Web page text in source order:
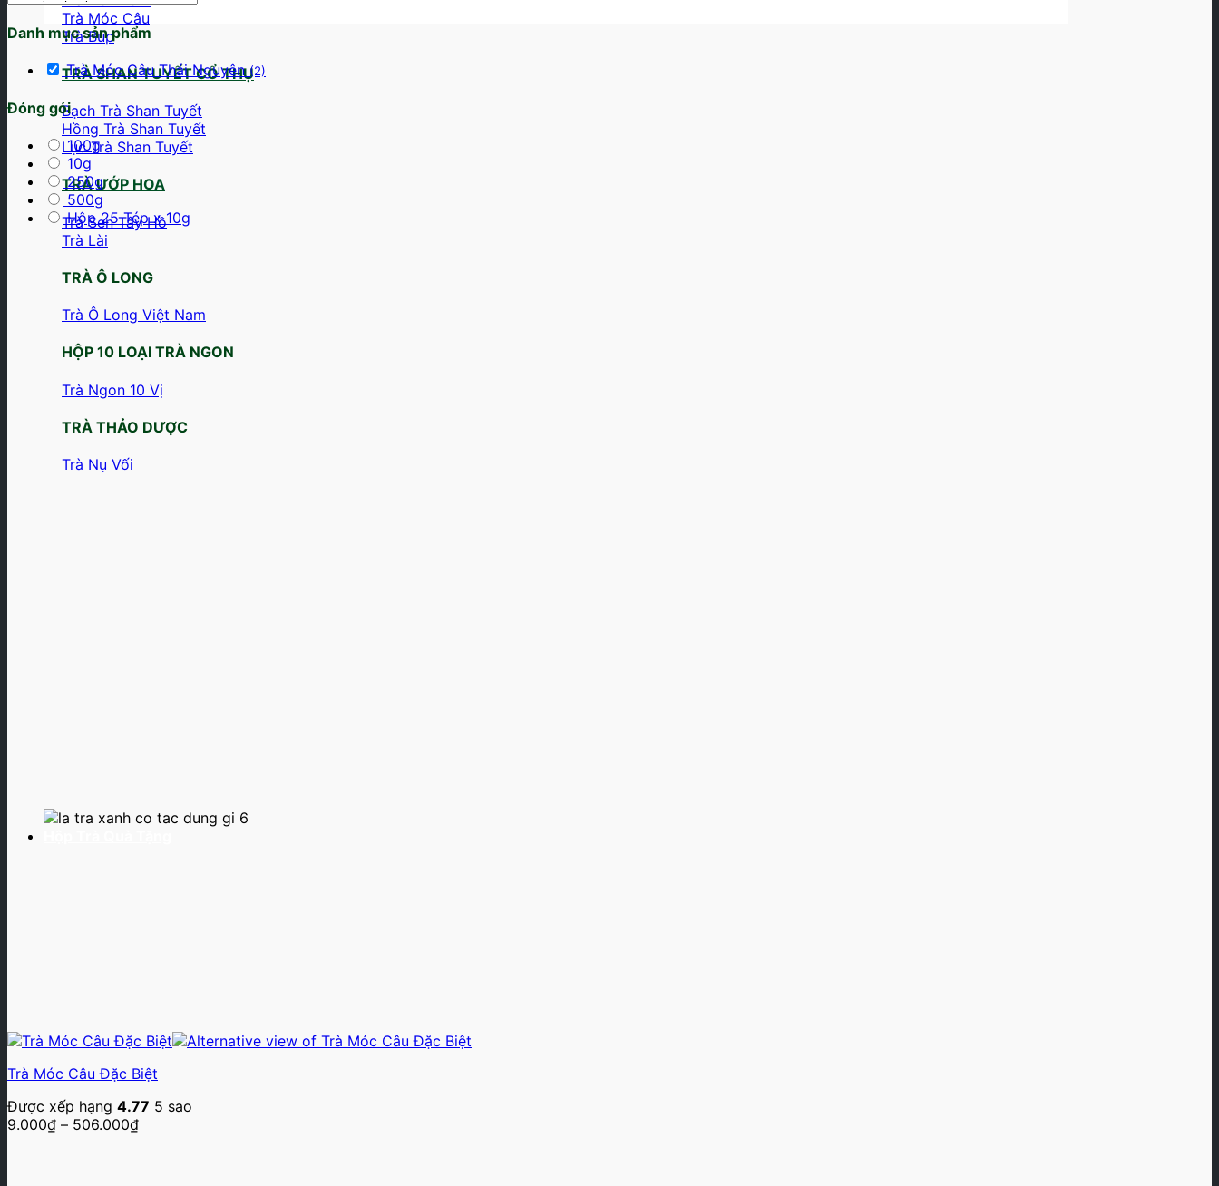
Trà Móc Câu
Trà Búp
TRÀ SHAN TUYẾT CỔ THỤ
Bạch Trà Shan Tuyết
Hồng Trà Shan Tuyết
Lục Trà Shan Tuyết
TRÀ ƯỚP HOA
Trà Sen Tây Hồ
Trà Lài
TRÀ Ô LONG
Trà Ô Long Việt Nam
HỘP 10 LOẠI TRÀ NGON
Trà Ngon 10 Vị
TRÀ THẢO DƯỢC
Trà Nụ Vối
Danh mục sản phẩm
Trà Móc Câu Thái Nguyên (2)
Đóng gói
100g
10g
250g
500g
Hộp 25 Tép x 10g
Trà Móc Câu Đặc Biệt
Được xếp hạng 4.77 5 sao
9.000₫ – 506.000₫Khoảng